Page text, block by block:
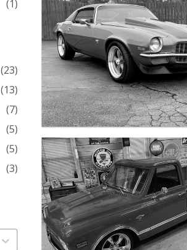
(1)
(23)
(13)
(7)
(5)
(5)
(3)